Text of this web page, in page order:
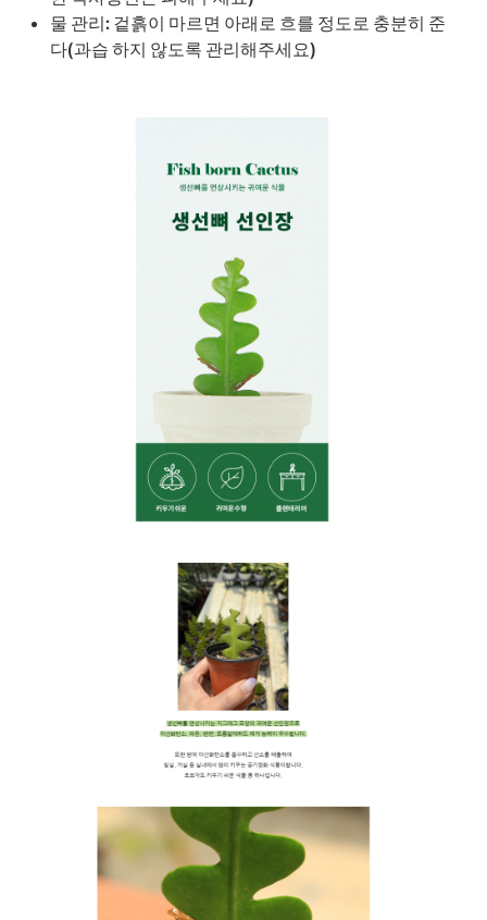
물 관리: 겉흙이 마르면 아래로 흐를 정도로 충분히 준
다(과습 하지 않도록 관리해주세요)